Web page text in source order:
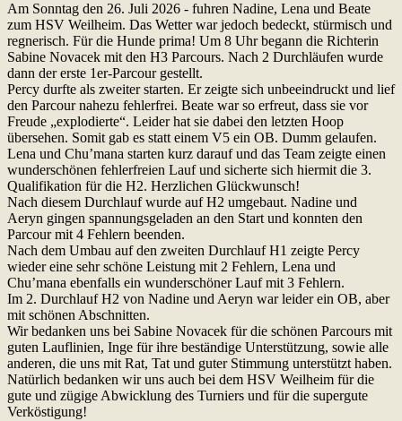
Am Sonntag den 26. Juli 2026 - fuhren Nadine, Lena und Beate
zum HSV Weilheim. Das Wetter war jedoch bedeckt, stürmisch und
regnerisch. Für die Hunde prima! Um 8 Uhr begann die Richterin
Sabine Novacek mit den H3 Parcours. Nach 2 Durchläufen wurde
dann der erste 1er-Parcour gestellt.
Percy durfte als zweiter starten. Er zeigte sich unbeeindruckt und lief
den Parcour nahezu fehlerfrei. Beate war so erfreut, dass sie vor
Freude „explodierte“. Leider hat sie dabei den letzten Hoop
übersehen. Somit gab es statt einem V5 ein OB. Dumm gelaufen.
Lena und Chu’mana starten kurz darauf und das Team zeigte einen
wunderschönen fehlerfreien Lauf und sicherte sich hiermit die 3.
Qualifikation für die H2. Herzlichen Glückwunsch!
Nach diesem Durchlauf wurde auf H2 umgebaut. Nadine und
Aeryn gingen spannungsgeladen an den Start und konnten den
Parcour mit 4 Fehlern beenden.
Nach dem Umbau auf den zweiten Durchlauf H1 zeigte Percy
wieder eine sehr schöne Leistung mit 2 Fehlern, Lena und
Chu’mana ebenfalls ein wunderschöner Lauf mit 3 Fehlern.
Im 2. Durchlauf H2 von Nadine und Aeryn war leider ein OB, aber
mit schönen Abschnitten.
Wir bedanken uns bei Sabine Novacek für die schönen Parcours mit
guten Lauflinien, Inge für ihre beständige Unterstützung, sowie alle
anderen, die uns mit Rat, Tat und guter Stimmung unterstützt haben.
Natürlich bedanken wir uns auch bei dem HSV Weilheim für die
gute und zügige Abwicklung des Turniers und für die supergute
Verköstigung!